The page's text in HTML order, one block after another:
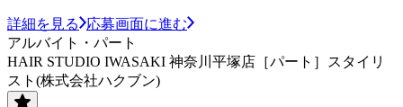
詳細を見る
応募画面に進む
アルバイト・パート
HAIR STUDIO IWASAKI 神奈川平塚店［パート］スタイリ
スト(株式会社ハクブン)